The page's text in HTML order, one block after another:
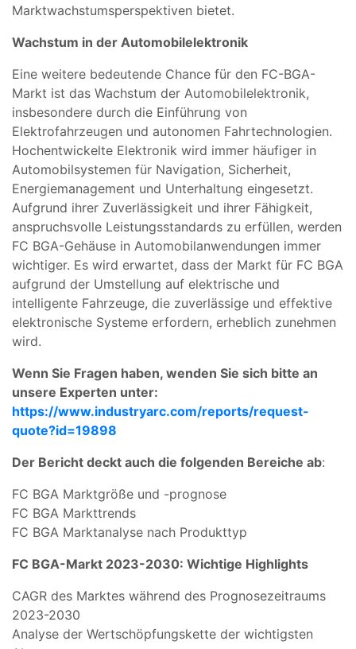
Marktwachstumsperspektiven bietet.
Wachstum in der Automobilelektronik
Eine weitere bedeutende Chance für den FC-BGA-
Markt ist das Wachstum der Automobilelektronik,
insbesondere durch die Einführung von
Elektrofahrzeugen und autonomen Fahrtechnologien.
Hochentwickelte Elektronik wird immer häufiger in
Automobilsystemen für Navigation, Sicherheit,
Energiemanagement und Unterhaltung eingesetzt.
Aufgrund ihrer Zuverlässigkeit und ihrer Fähigkeit,
anspruchsvolle Leistungsstandards zu erfüllen, werden
FC BGA-Gehäuse in Automobilanwendungen immer
wichtiger. Es wird erwartet, dass der Markt für FC BGA
aufgrund der Umstellung auf elektrische und
intelligente Fahrzeuge, die zuverlässige und effektive
elektronische Systeme erfordern, erheblich zunehmen
wird.
Wenn Sie Fragen haben, wenden Sie sich bitte an
unsere Experten unter:
https://www.industryarc.com/reports/request-
quote?id=19898
Der Bericht deckt auch die folgenden Bereiche ab:
FC BGA Marktgröße und -prognose
FC BGA Markttrends
FC BGA Marktanalyse nach Produkttyp
FC BGA-Markt 2023-2030: Wichtige Highlights
CAGR des Marktes während des Prognosezeitraums
2023-2030
Analyse der Wertschöpfungskette der wichtigsten